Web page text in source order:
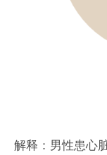
解释：男性患心